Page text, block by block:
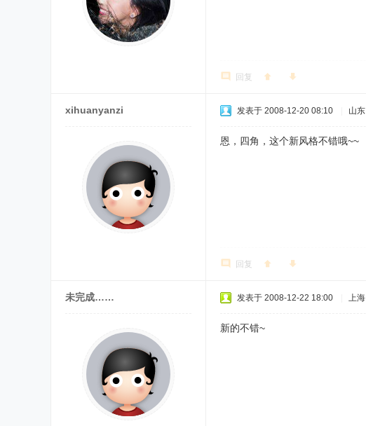
回复
xihuanyanzi 发表于 2008-12-20 08:10 山东
恩，四角，这个新风格不错哦~~
回复
未完成…… 发表于 2008-12-22 18:00 上海
新的不错~